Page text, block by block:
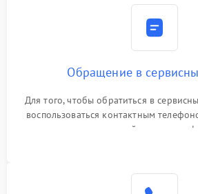
Обращение в
Для того, чтобы обратиться в
воспользоваться контактным
или оставить свой номер